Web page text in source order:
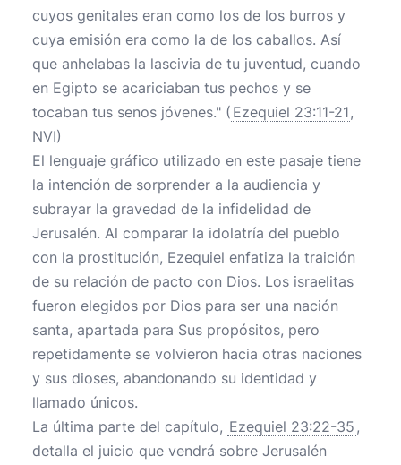
cuyos genitales eran como los de los burros y
cuya emisión era como la de los caballos. Así
que anhelabas la lascivia de tu juventud, cuando
en Egipto se acariciaban tus pechos y se
tocaban tus senos jóvenes." ( Ezequiel 23:11-21,
NVI)
El lenguaje gráfico utilizado en este pasaje tiene
la intención de sorprender a la audiencia y
subrayar la gravedad de la infidelidad de
Jerusalén. Al comparar la idolatría del pueblo
con la prostitución, Ezequiel enfatiza la traición
de su relación de pacto con Dios. Los israelitas
fueron elegidos por Dios para ser una nación
santa, apartada para Sus propósitos, pero
repetidamente se volvieron hacia otras naciones
y sus dioses, abandonando su identidad y
llamado únicos.
La última parte del capítulo, Ezequiel 23:22-35 ,
detalla el juicio que vendrá sobre Jerusalén